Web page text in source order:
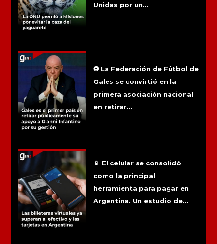
Unidas por un...
⚽ La Federación de Fútbol de
Gales se convirtió en la
primera asociación nacional
en retirar...
📱 El celular se consolidó
como la principal
herramienta para pagar en
Argentina. Un estudio de...